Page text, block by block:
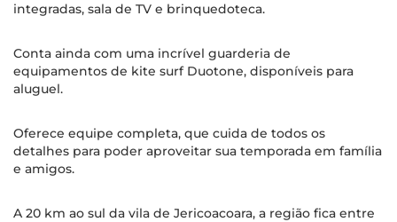
integradas, sala de TV e brinquedoteca.
Conta ainda com uma incrível guarderia de
equipamentos de kite surf Duotone, disponíveis para
aluguel.
Oferece equipe completa, que cuida de todos os
detalhes para poder aproveitar sua temporada em família
e amigos.
A 20 km ao sul da vila de Jericoacoara, a região fica entre